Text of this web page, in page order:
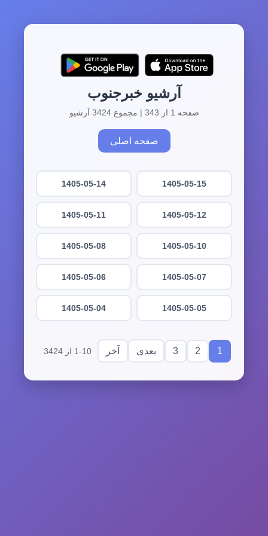
آرشیو خبرجنوب
صفحه 1 از 343 | مجموع 3424 آرشیو
صفحه اصلی
1405-05-15
1405-05-14
1405-05-12
1405-05-11
1405-05-10
1405-05-08
1405-05-07
1405-05-06
1405-05-05
1405-05-04
1
2
3 بعدی آخر 1-10 از 3424